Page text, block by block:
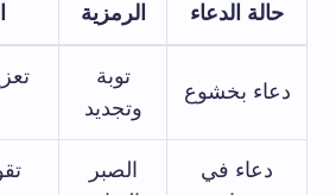
حالة الدعاء الرمزية
دعاء بخشوع
توبة
وتجديد
دعاء في
الصبر